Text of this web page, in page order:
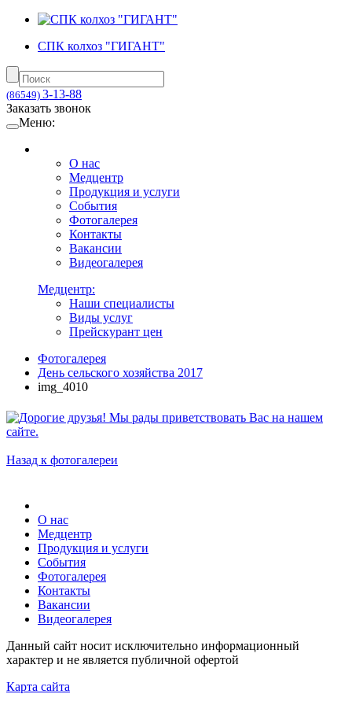
СПК колхоз "ГИГАНТ"
(86549) 3-13-88
Заказать звонок
Меню:
О нас
Медцентр
Продукция и услуги
События
Фотогалерея
Контакты
Вакансии
Видеогалерея
Медцентр:
Наши специалисты
Виды услуг
Прейскурант цен
Фотогалерея
День сельского хозяйства 2017
img_4010
Назад к фотогалереи
О нас
Медцентр
Продукция и услуги
События
Фотогалерея
Контакты
Вакансии
Видеогалерея
Данный сайт носит исключительно информационный
характер и не является публичной офертой
Карта сайта